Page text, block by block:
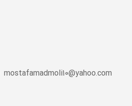
mostafamadmoli10@yahoo.com